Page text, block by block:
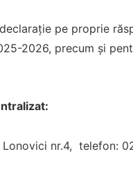
pe proprie
2026, precum și
Lonovici nr.4, telefon: